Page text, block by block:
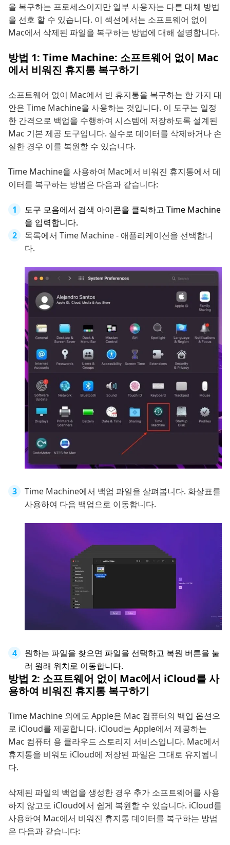
을 복구하는 프로세스이지만 일부 사용자는 다른 대체 방법
을 선호 할 수 있습니다. 이 섹션에서는 소프트웨어 없이
Mac에서 삭제된 파일을 복구하는 방법에 대해 설명합니다.
방법 1: Time Machine: 소프트웨어 없이 Mac
에서 비워진 휴지통 복구하기
소프트웨어 없이 Mac에서 빈 휴지통을 복구하는 한 가지 대
안은 Time Machine을 사용하는 것입니다. 이 도구는 일정
한 간격으로 백업을 수행하여 시스템에 저장하도록 설계된
Mac 기본 제공 도구입니다. 실수로 데이터를 삭제하거나 손
실한 경우 이를 복원할 수 있습니다.
Time Machine을 사용하여 Mac에서 비워진 휴지통에서 데
이터를 복구하는 방법은 다음과 같습니다:
도구 모음에서 검색 아이콘을 클릭하고 Time Machine
을 입력합니다.
목록에서 Time Machine - 애플리케이션을 선택합니
다.
Time Machine에서 백업 파일을 살펴봅니다. 화살표를
사용하여 다음 백업으로 이동합니다.
원하는 파일을 찾으면 파일을 선택하고 복원 버튼을 눌
러 원래 위치로 이동합니다.
방법 2: 소프트웨어 없이 Mac에서 iCloud를 사
용하여 비워진 휴지통 복구하기
Time Machine 외에도 Apple은 Mac 컴퓨터의 백업 옵션으
로 iCloud를 제공합니다. iCloud는 Apple에서 제공하는
Mac 컴퓨터 용 클라우드 스토리지 서비스입니다. Mac에서
휴지통을 비워도 iCloud에 저장된 파일은 그대로 유지됩니
다.
삭제된 파일의 백업을 생성한 경우 추가 소프트웨어를 사용
하지 않고도 iCloud에서 쉽게 복원할 수 있습니다. iCloud를
사용하여 Mac에서 비워진 휴지통 데이터를 복구하는 방법
은 다음과 같습니다: